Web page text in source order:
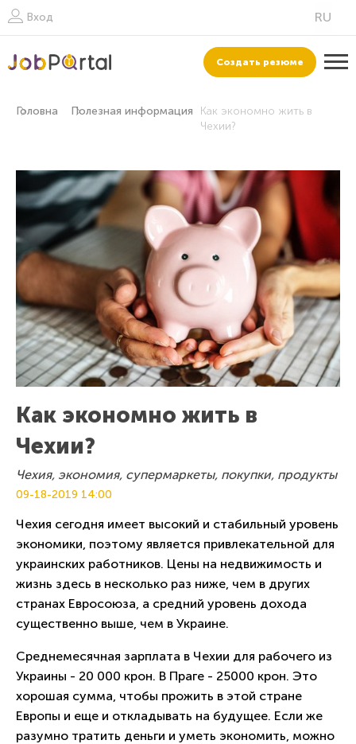
Вход
Создать резюме
Головна Полезная информация
Как экономно жить в
Чехии?
Как экономно жить в
Чехии?
Чехия, экономия, супермаркеты, покупки, продукты
09-18-2019 14:00
Чехия сегодня имеет высокий и стабильный уровень
экономики, поэтому является привлекательной для
украинских работников. Цены на недвижимость и
жизнь здесь в несколько раз ниже, чем в других
странах Евросоюза, а средний уровень дохода
существенно выше, чем в Украине.
Среднемесячная зарплата в Чехии для рабочего из
Украины - 20 000 крон. В Праге - 25000 крон. Это
хорошая сумма, чтобы прожить в этой стране
Европы и еще и откладывать на будущее. Если же
разумно тратить деньги и уметь экономить, можно